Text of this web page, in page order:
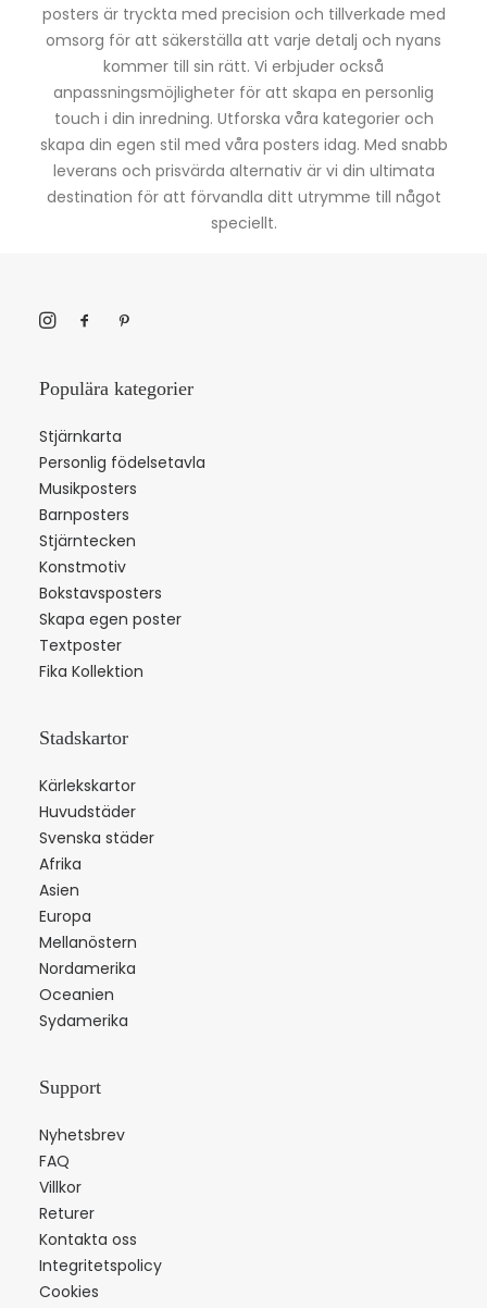
posters är tryckta med precision och tillverkade med
omsorg för att säkerställa att varje detalj och nyans
kommer till sin rätt. Vi erbjuder också
anpassningsmöjligheter för att skapa en personlig
touch i din inredning. Utforska våra kategorier och
skapa din egen stil med våra posters idag. Med snabb
leverans och prisvärda alternativ är vi din ultimata
destination för att förvandla ditt utrymme till något
speciellt.
Populära kategorier
Stjärnkarta
Personlig födelsetavla
Musikposters
Barnposters
Stjärntecken
Konstmotiv
Bokstavsposters
Skapa egen poster
Textposter
Fika Kollektion
Stadskartor
Kärlekskartor
Huvudstäder
Svenska städer
Afrika
Asien
Europa
Mellanöstern
Nordamerika
Oceanien
Sydamerika
Support
Nyhetsbrev
FAQ
Villkor
Returer
Kontakta oss
Integritetspolicy
Cookies